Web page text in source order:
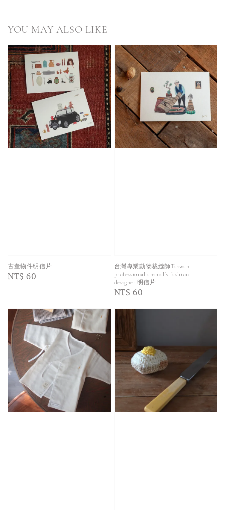
YOU MAY ALSO LIKE
古董物件明信片
Regular
NT$ 60
台灣專業動物裁縫師Taiwan
professional animal's fashion
designer 明信片
Regular
NT$ 60